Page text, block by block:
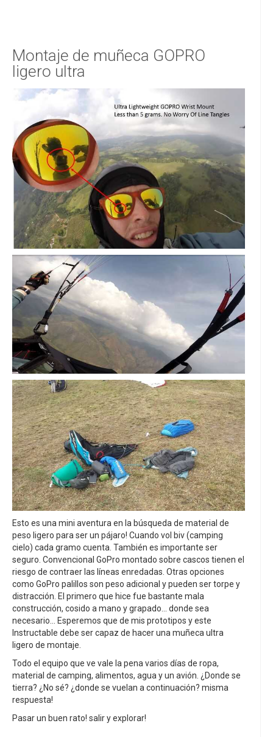
Montaje de muñeca GOPRO
ligero ultra
Esto es una mini aventura en la búsqueda de material de
peso ligero para ser un pájaro! Cuando vol biv (camping
cielo) cada gramo cuenta. También es importante ser
seguro. Convencional GoPro montado sobre cascos tienen el
riesgo de contraer las líneas enredadas. Otras opciones
como GoPro palillos son peso adicional y pueden ser torpe y
distracción. El primero que hice fue bastante mala
construcción, cosido a mano y grapado... donde sea
necesario... Esperemos que de mis prototipos y este
Instructable debe ser capaz de hacer una muñeca ultra
ligero de montaje.
Todo el equipo que ve vale la pena varios días de ropa,
material de camping, alimentos, agua y un avión. ¿Donde se
tierra? ¿No sé? ¿donde se vuelan a continuación? misma
respuesta!
Pasar un buen rato! salir y explorar!